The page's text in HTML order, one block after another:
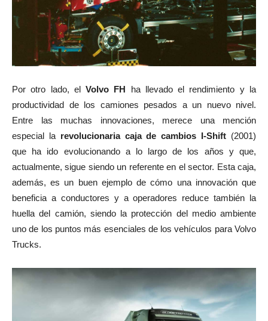
Por otro lado, elVolvo FH ha llevado el rendimiento y la
productividad de los camiones pesados a un nuevo nivel.
Entre las muchas innovaciones, merece una mención
especial la revolucionaria caja de cambios I-Shift (2001)
que ha ido evolucionando a lo largo de los años y que,
actualmente, sigue siendo un referente en el sector. Esta caja,
además, es un buen ejemplo de cómo una innovación que
beneficia a conductores y a operadores reduce también la
huella del camión, siendo la protección del medio ambiente
uno de los puntos más esenciales de los vehículos para Volvo
Trucks.